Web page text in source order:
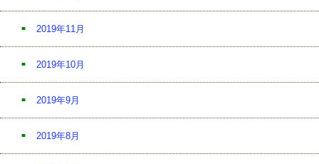
2019年11月
2019年10月
2019年9月
2019年8月